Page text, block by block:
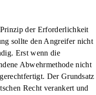
Prinzip der Erforderlichkeit
sollte den Angreifer nicht
Erst wenn die
Abwehrmethode nicht
Der Grundsatz
Recht verankert und